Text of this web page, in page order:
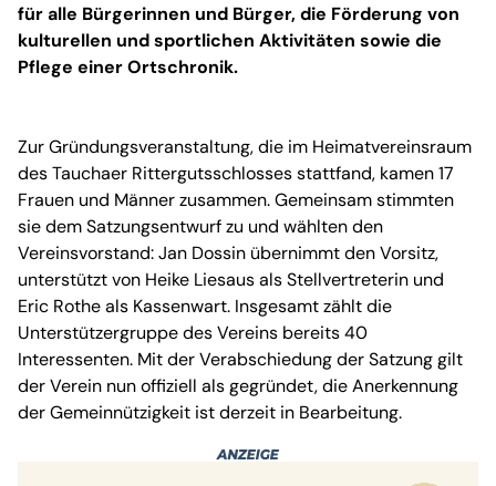
für alle Bürgerinnen und Bürger, die Förderung von
kulturellen und sportlichen Aktivitäten sowie die
Pflege einer Ortschronik.
Zur Gründungsveranstaltung, die im Heimatvereinsraum
des Tauchaer Rittergutsschlosses stattfand, kamen 17
Frauen und Männer zusammen. Gemeinsam stimmten
sie dem Satzungsentwurf zu und wählten den
Vereinsvorstand: Jan Dossin übernimmt den Vorsitz,
unterstützt von Heike Liesaus als Stellvertreterin und
Eric Rothe als Kassenwart. Insgesamt zählt die
Unterstützergruppe des Vereins bereits 40
Interessenten. Mit der Verabschiedung der Satzung gilt
der Verein nun offiziell als gegründet, die Anerkennung
der Gemeinnützigkeit ist derzeit in Bearbeitung.